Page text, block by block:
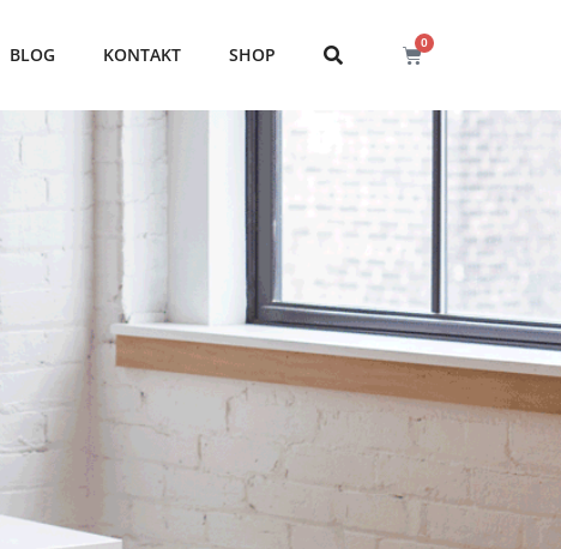
BLOG KONTAKT SHOP
0